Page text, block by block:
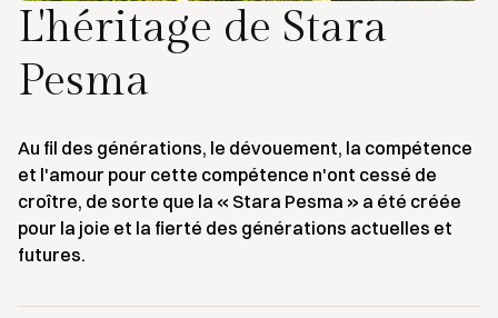
L'héritage de Stara
Pesma
Au fil des générations, le dévouement, la compétence
et l'amour pour cette compétence n'ont cessé de
croître, de sorte que la « Stara Pesma » a été créée
pour la joie et la fierté des générations actuelles et
futures.